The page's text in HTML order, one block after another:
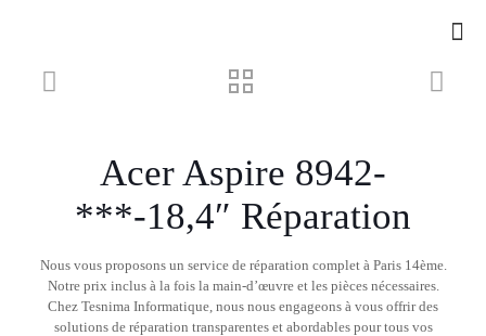
Acer Aspire 8942-
***-18,4″ Réparation
Nous vous proposons un service de réparation complet à Paris 14ème.
Notre prix inclus à la fois la main-d’œuvre et les pièces nécessaires.
Chez Tesnima Informatique, nous nous engageons à vous offrir des
solutions de réparation transparentes et abordables pour tous vos